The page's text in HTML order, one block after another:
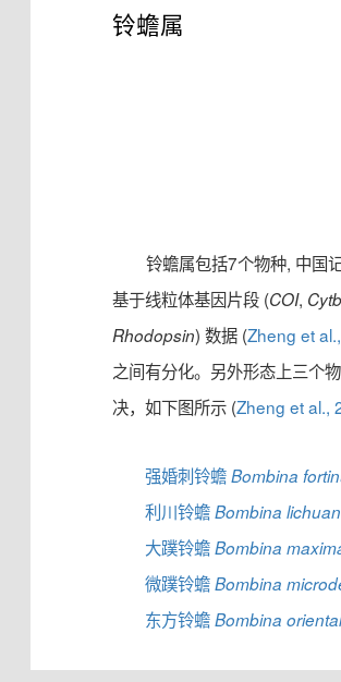
铃蟾属
铃蟾属包括7个物种, 中国
基于线粒体基因片段 (COI, Cytb
Rhodopsin) 数据 (Zheng et
之间有分化。另外形态上三个
决，如下图所示 (Zheng et al.,
强婚刺铃蟾Bombina
利川铃蟾Bombina
大蹼铃蟾Bombina
微蹼铃蟾Bombina
东方铃蟾Bombina